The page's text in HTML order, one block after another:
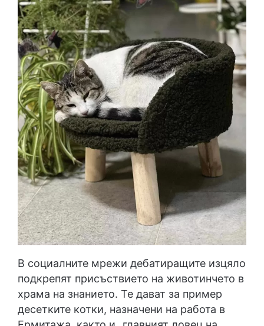
В социалните мрежи дебатиращите изцяло
подкрепят присъствието на животинчето в
храма на знанието. Те дават за пример
десетките котки, назначени на работа в